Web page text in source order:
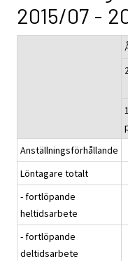
2015/07 -
Anställningsförhållande
Löntagare totalt
- fortlöpande
heltidsarbete
- fortlöpande
deltidsarbete